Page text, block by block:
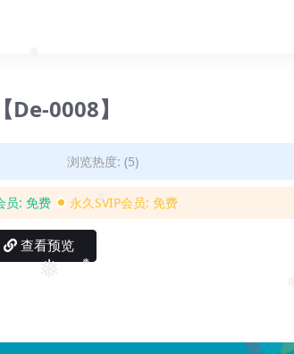
❅
0008】
浏览热度: (5)
员: 免费 永久SVIP会员: 免费
查看预览